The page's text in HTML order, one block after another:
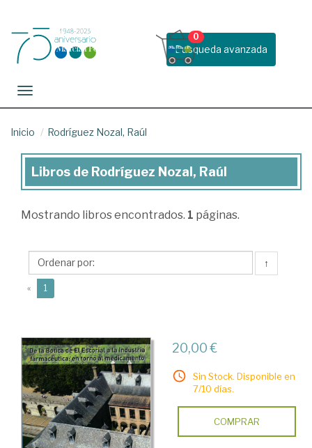
Busqueda avanzada
0
Toggle navigation
Inicio Rodríguez Nozal, Raúl
Libros
Rodríguez
Raúl
Libros de Rodríguez Nozal, Raúl
Mostrando libros encontrados. 1 páginas.
↑
« 1
20,00 €
Sin Stock. Disponible en
7/10 días.
COMPRAR